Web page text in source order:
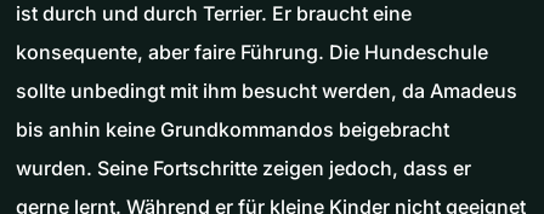
ist durch und durch Terrier. Er braucht eine
konsequente, aber faire Führung. Die Hundeschule
sollte unbedingt mit ihm besucht werden, da Amadeus
bis anhin keine Grundkommandos beigebracht
wurden. Seine Fortschritte zeigen jedoch, dass er
gerne lernt. Während er für kleine Kinder nicht geeignet